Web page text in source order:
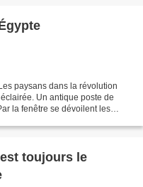
paysans dans la révolution
Un antique poste de
la fenêtre se dévoilent les
toujours le